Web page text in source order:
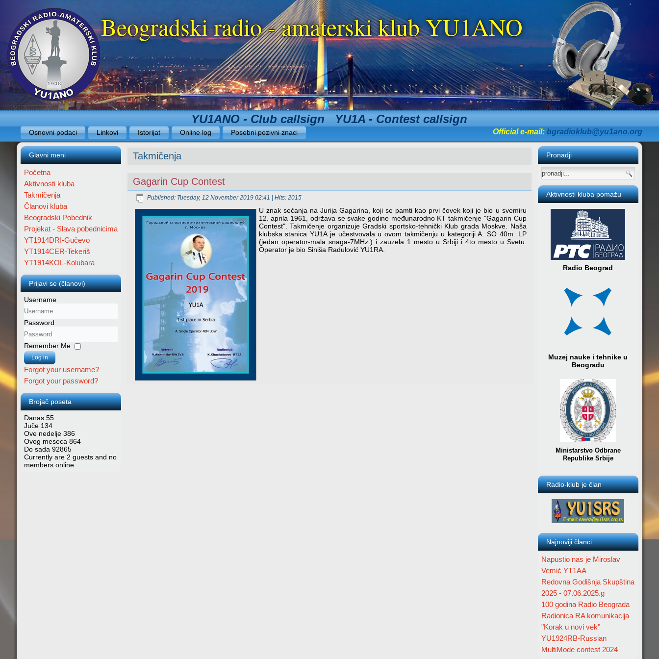
Beogradski radio - amaterski klub YU1ANO
YU1ANO - Club callsign YU1A - Contest callsign
Osnovni podaci Linkovi Istorijat Online log Posebni pozivni znaci Official e-mail: bgradioklub@yu1ano.org
Glavni meni
Početna
Aktivnosti kluba
Takmičenja
Članovi kluba
Beogradski Pobednik
Projekat - Slava pobednicima
YT1914DRI-Gučevo
YT1914CER-Tekeriš
YT1914KOL-Kolubara
Prijavi se (članovi)
Username
Password
Remember Me
Log in
Forgot your username?
Forgot your password?
Brojač poseta
Danas 55
Juče 134
Ove nedelje 386
Ovog meseca 864
Do sada 92865
Currently are 2 guests and no
members online
Takmičenja
Gagarin Cup Contest
Published: Tuesday, 12 November 2019 02:41 | Hits: 2015
U znak sećanja na Jurija Gagarina, koji se pamti kao prvi čovek koji je bio u svemiru
12. aprila 1961, održava se svake godine međunarodno KT takmičenje "Gagarin Cup
Contest". Takmičenje organizuje Gradski sportsko-tehnički Klub grada Moskve. Naša
klubska stanica YU1A je učestvovala u ovom takmičenju u kategoriji A. SO 40m. LP
(jedan operator-mala snaga-7MHz.) i zauzela 1 mesto u Srbiji i 4to mesto u Svetu.
Operator je bio Siniša Radulović YU1RA.
Pronadji
Aktivnosti kluba pomažu
Radio Beograd
Muzej nauke i tehnike u
Beogradu
Ministarstvo Odbrane
Republike Srbije
Radio-klub je član
Najnoviji članci
Napustio nas je Miroslav
Vemić YT1AA
Redovna Godišnja Skupština
2025 - 07.06.2025.g
100 godina Radio Beograda
Radionica RA komunikacija
"Korak u novi vek"
YU1924RB-Russian
MultiMode contest 2024